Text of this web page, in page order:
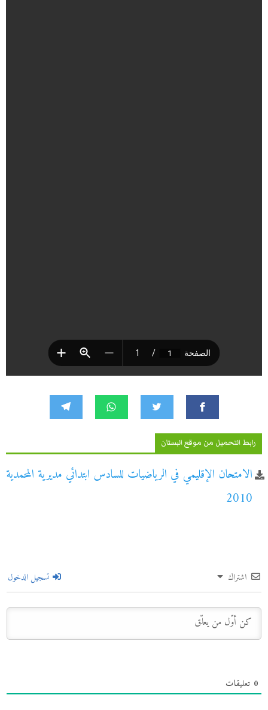
رابط التحميل من موقع البستان
الامتحان الإقليمي في الرياضيات للسادس ابتدائي مديرية المحمدية
2010
اشتراك تسجيل الدخول
0 تعليقات